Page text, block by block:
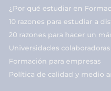
¿Por qué estudiar en
10 razones para estudiar a
20 razones para hacer un
Universidades colaboradoras
Formación para empresas
Política de calidad y medio